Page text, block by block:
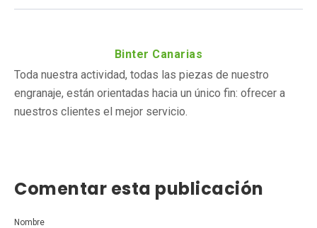
Binter Canarias
Toda nuestra actividad, todas las piezas de nuestro
engranaje, están orientadas hacia un único fin: ofrecer a
nuestros clientes el mejor servicio.
Comentar esta publicación
Nombre